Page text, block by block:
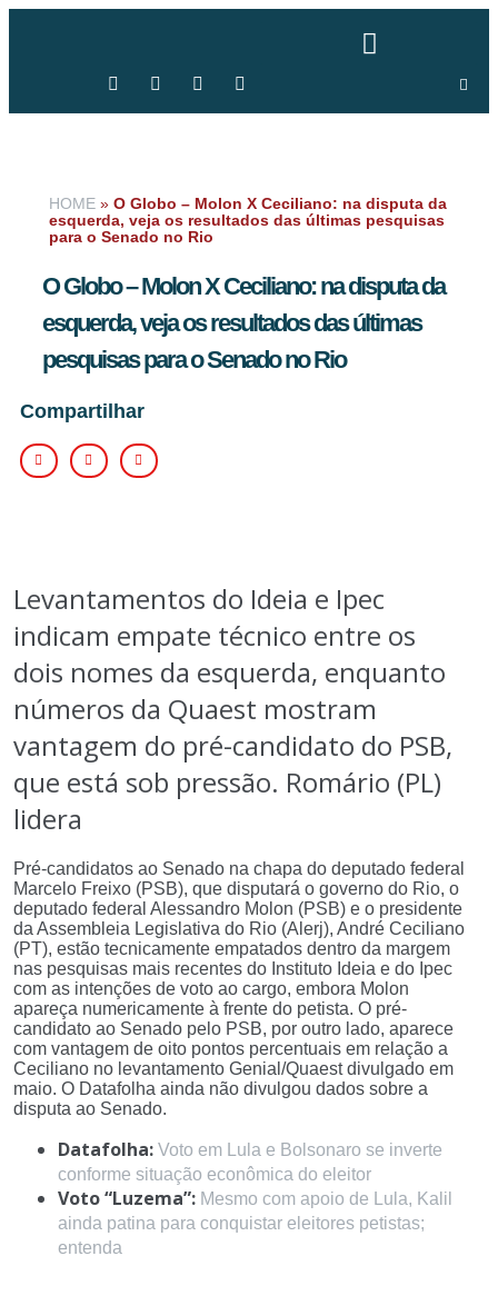
HOME » O Globo – Molon X Ceciliano: na disputa da
esquerda, veja os resultados das últimas pesquisas
para o Senado no Rio
O Globo – Molon X Ceciliano: na disputa da
esquerda, veja os resultados das últimas
pesquisas para o Senado no Rio
Compartilhar
Levantamentos do Ideia e Ipec
indicam empate técnico entre os
dois nomes da esquerda, enquanto
números da Quaest mostram
vantagem do pré-candidato do PSB,
que está sob pressão. Romário (PL)
lidera
Pré-candidatos ao Senado na chapa do deputado federal
Marcelo Freixo (PSB), que disputará o governo do Rio, o
deputado federal Alessandro Molon (PSB) e o presidente
da Assembleia Legislativa do Rio (Alerj), André Ceciliano
(PT), estão tecnicamente empatados dentro da margem
nas pesquisas mais recentes do Instituto Ideia e do Ipec
com as intenções de voto ao cargo, embora Molon
apareça numericamente à frente do petista. O pré-
candidato ao Senado pelo PSB, por outro lado, aparece
com vantagem de oito pontos percentuais em relação a
Ceciliano no levantamento Genial/Quaest divulgado em
maio. O Datafolha ainda não divulgou dados sobre a
disputa ao Senado.
Datafolha: Voto em Lula e Bolsonaro se inverte
conforme situação econômica do eleitor
Voto “Luzema”: Mesmo com apoio de Lula, Kalil
ainda patina para conquistar eleitores petistas;
entenda